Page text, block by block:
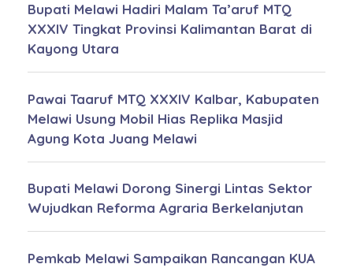
Bupati Melawi Hadiri Malam Ta’aruf MTQ
XXXIV Tingkat Provinsi Kalimantan Barat di
Kayong Utara
Pawai Taaruf MTQ XXXIV Kalbar, Kabupaten
Melawi Usung Mobil Hias Replika Masjid
Agung Kota Juang Melawi
Bupati Melawi Dorong Sinergi Lintas Sektor
Wujudkan Reforma Agraria Berkelanjutan
Pemkab Melawi Sampaikan Rancangan KUA